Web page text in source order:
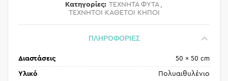
Κατηγορίες: ΤΕΧΝΗΤΑ ΦΥΤΑ ,
ΤΕΧΝΗΤΟΙ ΚΑΘΕΤΟΙ ΚΗΠΟΙ
ΠΛΗΡΟΦΟΡΙΕΣ
Διαστάσεις 50 × 50 cm
Υλικό Πολυαιθυλένιο